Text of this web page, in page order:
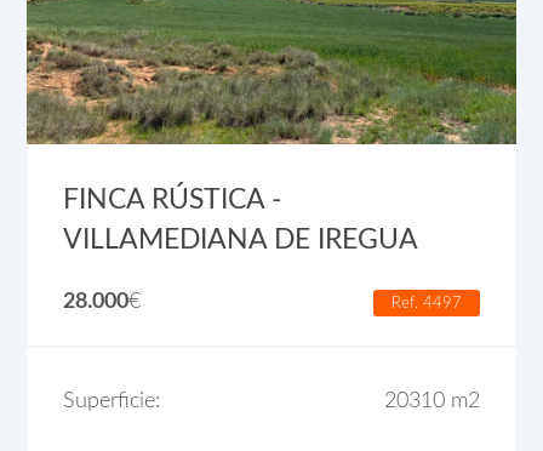
FINCA RÚSTICA -
VILLAMEDIANA DE IREGUA
28.000€ Ref. 4497
Superficie: 20310 m2